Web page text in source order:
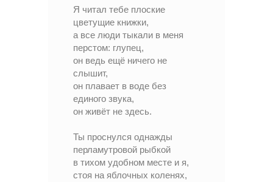
Я читал тебе плоские
цветущие книжки,
а все люди тыкали в меня
перстом: глупец,
он ведь ещё ничего не
слышит,
он плавает в воде без
единого звука,
он живёт не здесь.
Ты проснулся однажды
перламутровой рыбкой
в тихом удобном месте и я,
стоя на яблочных коленях,